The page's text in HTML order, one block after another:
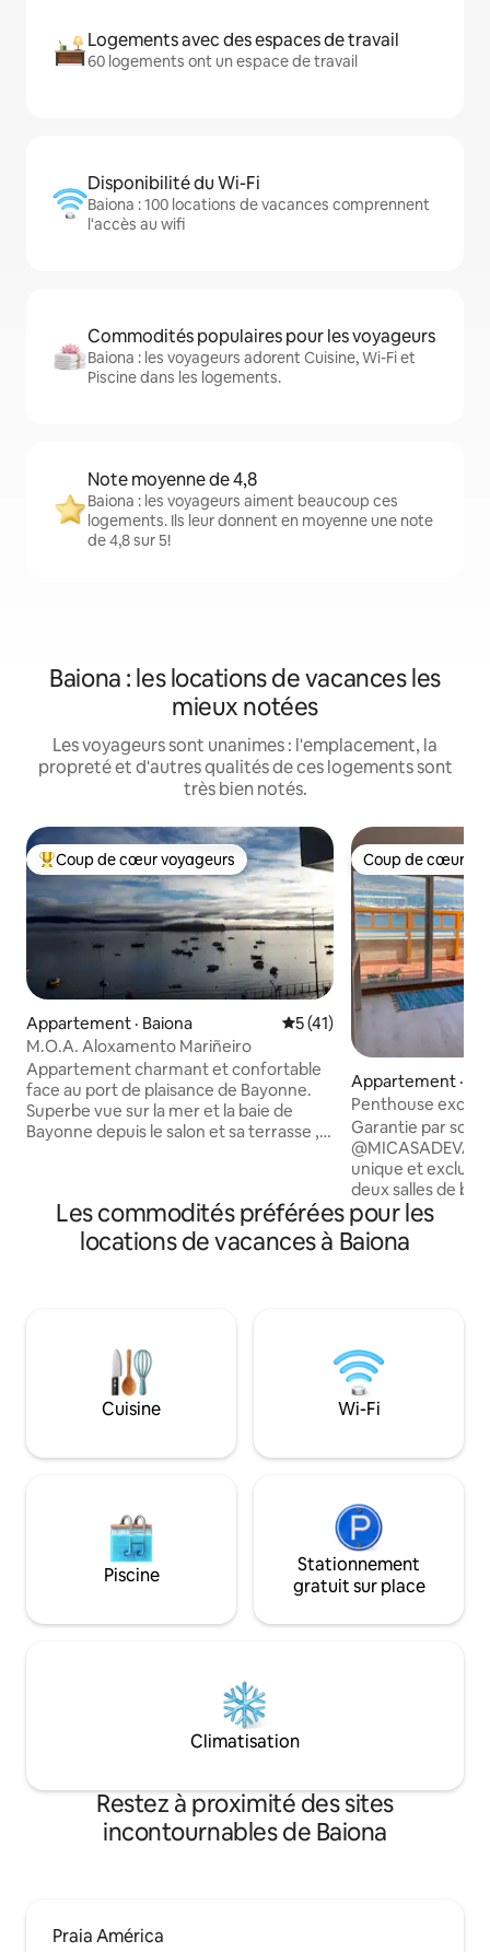
Logements avec des espaces de travail
60 logements ont un espace de travail
Disponibilité du Wi-Fi
Baiona : 100 locations de vacances comprennent
l'accès au wifi
Commodités populaires pour les voyageurs
Baiona : les voyageurs adorent Cuisine, Wi-Fi et
Piscine dans les logements.
Note moyenne de 4,8
Baiona : les voyageurs aiment beaucoup ces
logements. Ils leur donnent en moyenne une note
de 4,8 sur 5!
Baiona : les locations de vacances les
mieux notées
Les voyageurs sont unanimes : l'emplacement, la
propreté et d'autres qualités de ces logements sont
très bien notés.
Coup de cœur voyageurs parmi les plus aimés
Coup de cœur voyageurs
Appartement · Baiona Note moyenne de 5 sur 5,
5 (41)
M.O.A. Aloxamento Mariñeiro
Appartement charmant et confortable
face au port de plaisance de Bayonne.
Superbe vue sur la mer et la baie de
Bayonne depuis le salon et sa terrasse ,
chambres , d'une salle de bains avec
baignoire et d'une cuisine entièrement
équipée . Lit double de 150 cm et 2 lits de
main . VUT -PO-012995
Coup de cœur
Coup de cœur
Appartement ·
Penthouse
garage
Garantie par
unique et
deux salles de
meilleur quartier de Bayonne
garage pour un
rénové. En outre,
soleil ou le petit
le dîner avec la
dessus de la
meilleur séjour
Les commodités préférées pour les
locations de vacances à Baiona
Cuisine Wi-Fi
Piscine
Stationnement
gratuit sur place
Climatisation
Restez à proximité des sites
incontournables de Baiona
Praia América